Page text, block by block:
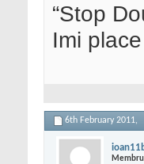
“Stop
Imi
6th February 2011,